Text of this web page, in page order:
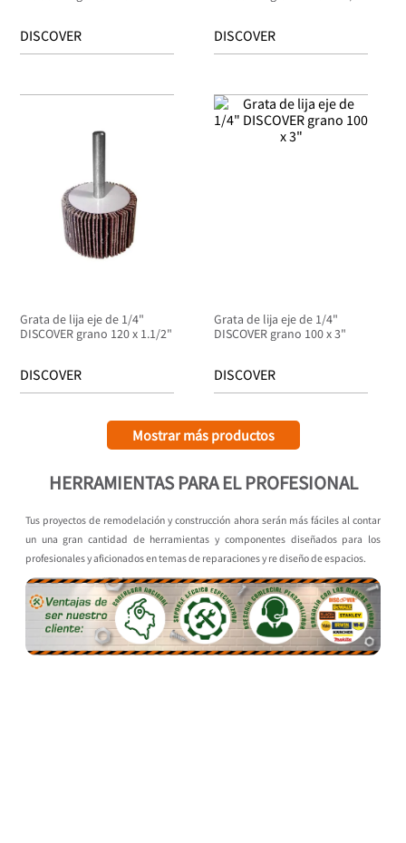
DISCOVER DISCOVER
Grata de lija eje de 1/4"
DISCOVER grano 120 x 1.1/2"
DISCOVER
Grata de lija eje de 1/4"
DISCOVER grano 100 x 3"
DISCOVER
HERRAMIENTAS PARA EL PROFESIONAL
Tus proyectos de remodelación y construcción ahora serán más fáciles al contar
un una gran cantidad de herramientas y componentes diseñados para los
profesionales y aficionados en temas de reparaciones y re diseño de espacios.